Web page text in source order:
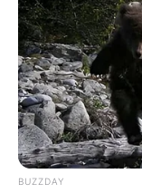
Según precisa
joven
en el que
BUZZDAY